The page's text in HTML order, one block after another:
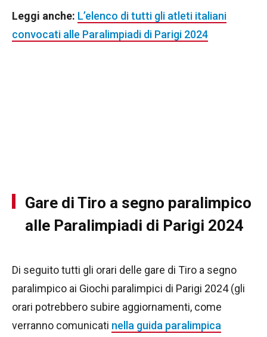
Leggi anche: L’elenco di tutti gli atleti italiani
convocati alle Paralimpiadi di Parigi 2024
Gare di Tiro a segno paralimpico
alle Paralimpiadi di Parigi 2024
Di seguito tutti gli orari delle gare di Tiro a segno
paralimpico ai Giochi paralimpici di Parigi 2024 (gli
orari potrebbero subire aggiornamenti, come
verranno comunicati nella guida paralimpica